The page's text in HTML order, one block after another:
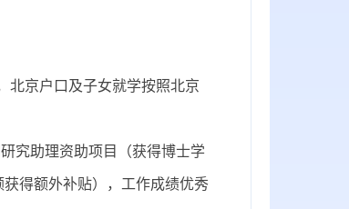
北京户口及子女就学按照北京
究助理资助项目（获得博士学
获得额外补贴），工作成绩优秀